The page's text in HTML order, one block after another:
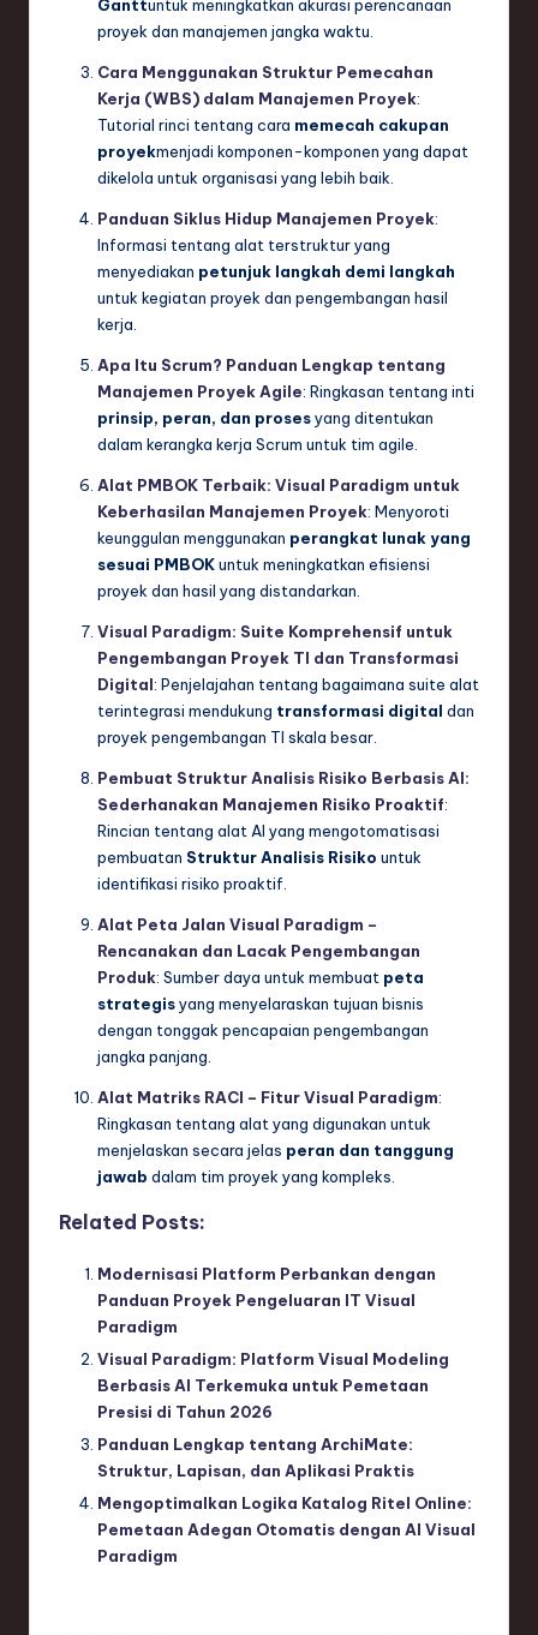
Ganttuntuk meningkatkan akurasi perencanaan
proyek dan manajemen jangka waktu.
Cara Menggunakan Struktur Pemecahan
Kerja (WBS) dalam Manajemen Proyek:
Tutorial rinci tentang cara memecah cakupan
proyekmenjadi komponen-komponen yang dapat
dikelola untuk organisasi yang lebih baik.
Panduan Siklus Hidup Manajemen Proyek:
Informasi tentang alat terstruktur yang
menyediakan petunjuk langkah demi langkah
untuk kegiatan proyek dan pengembangan hasil
kerja.
Apa Itu Scrum? Panduan Lengkap tentang
Manajemen Proyek Agile: Ringkasan tentang inti
prinsip, peran, dan prosesyang ditentukan
dalam kerangka kerja Scrum untuk tim agile.
Alat PMBOK Terbaik: Visual Paradigm untuk
Keberhasilan Manajemen Proyek: Menyoroti
keunggulan menggunakan perangkat lunak yang
sesuai PMBOKuntuk meningkatkan efisiensi
proyek dan hasil yang distandarkan.
Visual Paradigm: Suite Komprehensif untuk
Pengembangan Proyek TI dan Transformasi
Digital: Penjelajahan tentang bagaimana suite alat
terintegrasi mendukung transformasi digital dan
proyek pengembangan TI skala besar.
Pembuat Struktur Analisis Risiko Berbasis AI:
Sederhanakan Manajemen Risiko Proaktif:
Rincian tentang alat AI yang mengotomatisasi
pembuatan Struktur Analisis Risiko untuk
identifikasi risiko proaktif.
Alat Peta Jalan Visual Paradigm –
Rencanakan dan Lacak Pengembangan
Produk: Sumber daya untuk membuat peta
strategisyang menyelaraskan tujuan bisnis
dengan tonggak pencapaian pengembangan
jangka panjang.
Alat Matriks RACI – Fitur Visual Paradigm:
Ringkasan tentang alat yang digunakan untuk
menjelaskan secara jelas peran dan tanggung
jawab dalam tim proyek yang kompleks.
Related Posts:
Modernisasi Platform Perbankan dengan
Panduan Proyek Pengeluaran IT Visual
Paradigm
Visual Paradigm: Platform Visual Modeling
Berbasis AI Terkemuka untuk Pemetaan
Presisi di Tahun 2026
Panduan Lengkap tentang ArchiMate:
Struktur, Lapisan, dan Aplikasi Praktis
Mengoptimalkan Logika Katalog Ritel Online:
Pemetaan Adegan Otomatis dengan AI Visual
Paradigm